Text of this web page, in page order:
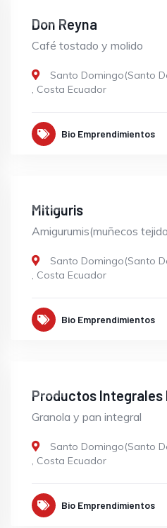
Don Reyna
Café tostado y molido
Santo Domingo(Santo
, Costa Ecuador
Bio Emprendimientos
Mitiguris
Amigurumis(muñecos
Santo Domingo(Santo
, Costa Ecuador
Bio Emprendimientos
Productos Integrales
Granola y pan integral
Santo Domingo(Santo
, Costa Ecuador
Bio Emprendimientos